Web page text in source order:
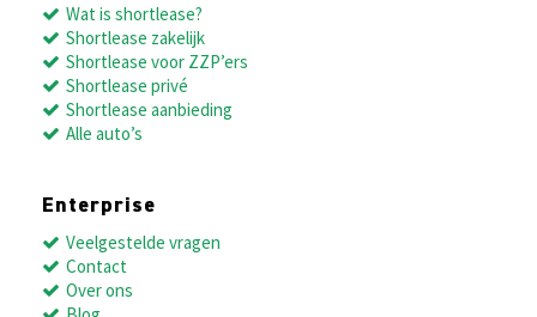
Wat is shortlease?
Shortlease zakelijk
Shortlease voor ZZP’ers
Shortlease privé
Shortlease aanbieding
Alle auto’s
Enterprise
Veelgestelde vragen
Contact
Over ons